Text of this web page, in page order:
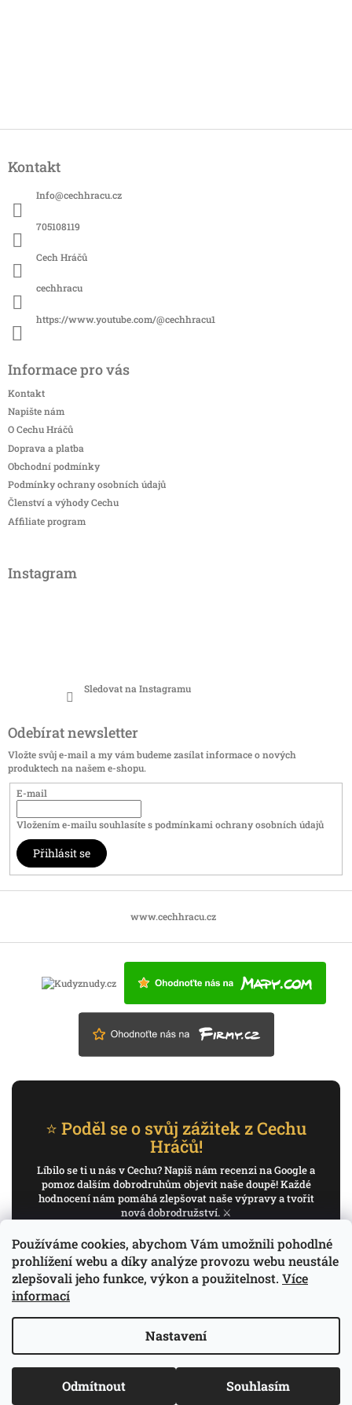
Používáme cookies, abychom Vám umožnili pohodlné
prohlížení webu a díky analýze provozu webu neustále
zlepšovali jeho funkce, výkon a použitelnost. Více
informací
Nastavení
Odmítnout Souhlasím
pKontakt
Info@cechhracu.cz
705108119
Cech Hráčů
cechhracu
https://www.youtube.com/@cechhracu1
Informace pro vás
Kontakt
Napište nám
O Cechu Hráčů
Doprava a platba
Obchodní podmínky
Podmínky ochrany osobních údajů
Členství a výhody Cechu
Affiliate program
Instagram
Sledovat na Instagramu
Odebírat newsletter
Vložte svůj e-mail a my vám budeme zasílat informace o nových
produktech na našem e-shopu.
E-mail
Vložením e-mailu souhlasíte spodmínkami ochrany osobních údajů
Přihlásit se
www.cechhracu.cz
⭐ Poděl se o svůj zážitek z Cechu
Hráčů!
Líbilo se ti u nás v Cechu? Napiš nám recenzi na Google a
pomoz dalším dobrodruhům objevit naše doupě! Každé
hodnocení nám pomáhá zlepšovat naše výpravy a tvořit
nová dobrodružství. ⚔️
✍️ Napiš recenzi na Google
Děkujeme, že pomáháš psát příběh Cechu Hráčů.
Vytvořil ShoptetCopyright 2026 Cech Hráčů. Všechna práva